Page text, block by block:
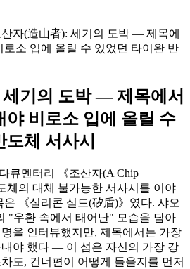
산자(造山者): 세기의 도박 — 제목에
소 입에 올릴 수 있었던 타이완 반
기의 도박 — 제목에서
야 비로소 입에 올릴 수
체 서사시
큐멘터리 《조산자(A Chip
체의 대체 불가능한 서사시를 이야
《실리콘 실드(矽盾)》였다. 샤오
"우환 속에서 태어난" 모습을 담아
을 인터뷰했지만, 제목에서는 가장
야 했다 — 이 섬은 자신의 가장 강
도, 건너편이 어떻게 들을지를 먼저